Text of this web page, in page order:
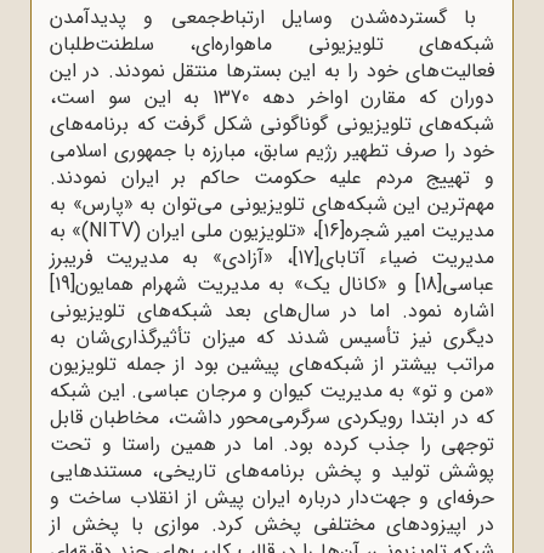
با گسترده‌شدن وسایل ارتباط‌جمعی و پدیدآمدن
شبکه‌های تلویزیونی ماهواره‌ای، سلطنت‌طلبان
فعالیت‌های خود را به این بسترها منتقل نمودند. در این
دوران که مقارن اواخر دهه 1370 به این سو است،
شبکه‌های تلویزیونی گوناگونی شکل گرفت که برنامه‌های
خود را صرف تطهیر رژیم سابق، مبارزه با جمهوری اسلامی
و تهییج مردم علیه حکومت حاکم بر ایران نمودند.
مهم‌ترین این شبکه‌های تلویزیونی می‌توان به «پارس» به
مدیریت امیر شجره[16]
، «تلویزیون ملی ایران (NITV)» به
مدیریت ضیاء آتابای[17]
، «آزادی» به مدیریت فریبرز
عباسی[18] و «کانال یک» به مدیریت شهرام همایون[19]
اشاره نمود. اما در سال‌های بعد شبکه‌های تلویزیونی
دیگری نیز تأسیس شدند که میزان تأثیرگذاری‌شان به
مراتب بیشتر از شبکه‌های پیشین بود از جمله تلویزیون
«من و تو» به مدیریت کیوان و مرجان عباسی. این شبکه
که در ابتدا رویکردی سرگرمی‌محور داشت، مخاطبان قابل
‌توجهی را جذب کرده بود. اما در همین راستا و تحت
پوشش تولید و پخش برنامه‌های تاریخی، مستندهایی
حرفه‌ای و جهت‌دار درباره ایران پیش از انقلاب ساخت و
در اپیزودهای مختلفی پخش کرد. موازی با پخش از